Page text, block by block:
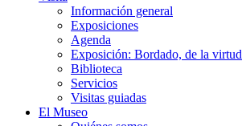
Información general
Exposiciones
Agenda
Exposición: Bordado, de la virtud
Biblioteca
Servicios
Visitas guiadas
El Museo